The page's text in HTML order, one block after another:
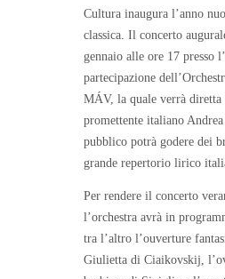
Cultura inaugura l’anno
classica. Il concerto
gennaio alle ore 17 presso
partecipazione
MÁV, la quale verrà diretta
promettente italiano
pubblico potrà godere dei
grande repertorio lirico
Per rendere il concerto
l’orchestra avrà in
tra l’altro l’ouverture
Giulietta di Ciaikovskij,